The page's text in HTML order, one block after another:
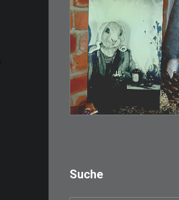
€3,00
Limitierte Auflage.
Original: Abzug von…
Suche